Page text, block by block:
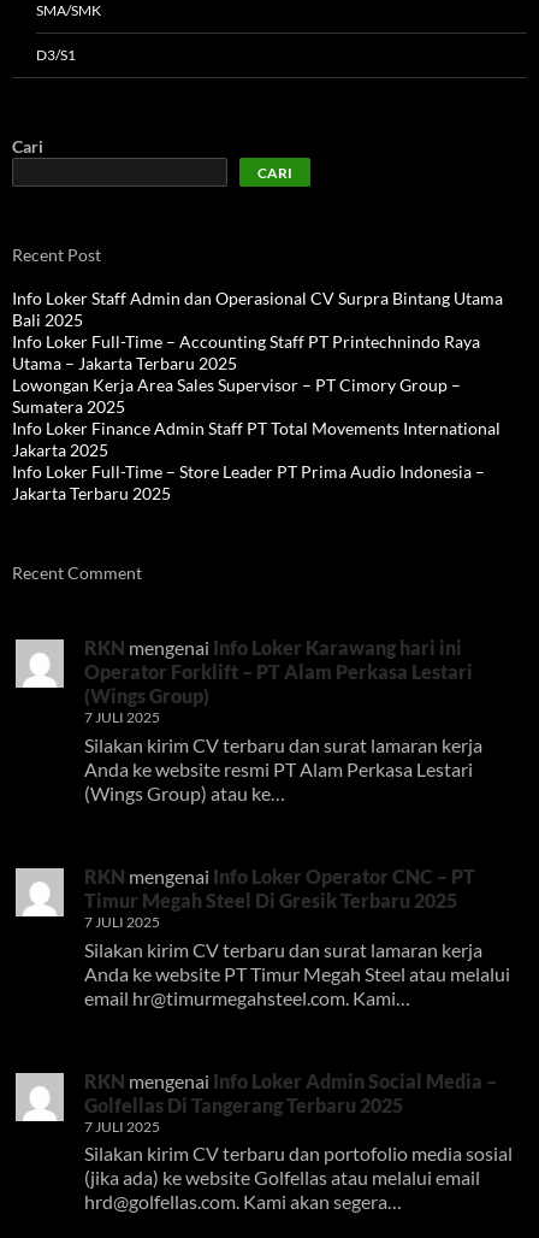
SMA/SMK
D3/S1
Cari
CARI
Recent Post
Info Loker Staff Admin dan Operasional CV Surpra Bintang Utama
Bali 2025
Info Loker Full-Time – Accounting Staff PT Printechnindo Raya
Utama – Jakarta Terbaru 2025
Lowongan Kerja Area Sales Supervisor – PT Cimory Group –
Sumatera 2025
Info Loker Finance Admin Staff PT Total Movements International
Jakarta 2025
Info Loker Full-Time – Store Leader PT Prima Audio Indonesia –
Jakarta Terbaru 2025
Recent Comment
RKN mengenai Info Loker Karawang hari ini
Operator Forklift – PT Alam Perkasa Lestari
(Wings Group)
7 JULI 2025
Silakan kirim CV terbaru dan surat lamaran kerja
Anda ke website resmi PT Alam Perkasa Lestari
(Wings Group) atau ke…
RKN mengenai Info Loker Operator CNC – PT
Timur Megah Steel Di Gresik Terbaru 2025
7 JULI 2025
Silakan kirim CV terbaru dan surat lamaran kerja
Anda ke website PT Timur Megah Steel atau melalui
email hr@timurmegahsteel.com . Kami…
RKN mengenai Info Loker Admin Social Media –
Golfellas Di Tangerang Terbaru 2025
7 JULI 2025
Silakan kirim CV terbaru dan portofolio media sosial
(jika ada) ke website Golfellas atau melalui email
hrd@golfellas.com. Kami akan segera…